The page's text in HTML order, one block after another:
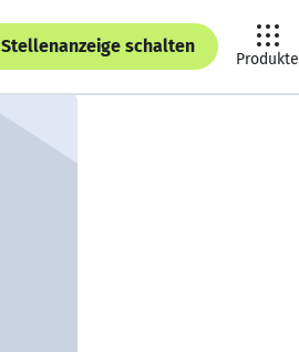
Stellenanzeige schalten
Produkte